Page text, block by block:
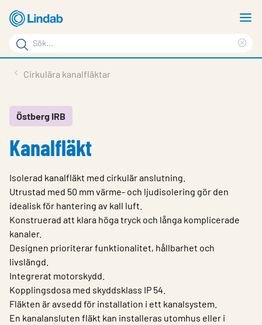
Hoppa
till
huvudinnehållet
Sökord
Sök
på
Service & Support
Hållbarhet
Kontakt
Choose languge
Cirkulära kanalfläktar
Östberg IRB
Kanalfläkt
Isolerad kanalfläkt med cirkulär anslutning.
Utrustad med 50 mm värme- och ljudisolering gör den
idealisk för hantering av kall luft.
Konstruerad att klara höga tryck och långa komplicerade
kanaler.
Designen prioriterar funktionalitet, hållbarhet och
livslängd.
Integrerat motorskydd.
Kopplingsdosa med skyddsklass IP 54.
Fläkten är avsedd för installation i ett kanalsystem.
En kanalansluten fläkt kan installeras utomhus eller i